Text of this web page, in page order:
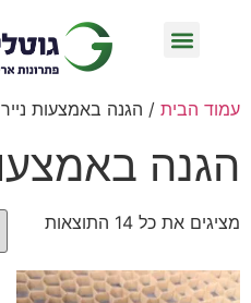
עמוד הבית / הגנה באמצעות נייר
הגנה
מציגים את כל ⁦14⁩ התוצאות